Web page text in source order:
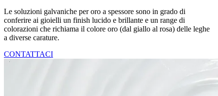
Le soluzioni galvaniche per oro a spessore sono in grado di
conferire ai gioielli un finish lucido e brillante e un range di
colorazioni che richiama il colore oro (dal giallo al rosa) delle leghe
a diverse carature.
CONTATTACI